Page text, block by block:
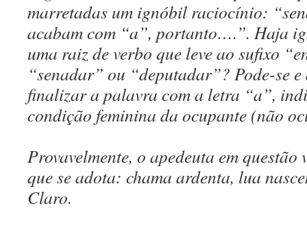
marretadas um ignóbil raciocínio:
acabam com “a”, portanto….”. Haja
uma raiz de verbo que leve ao sufixo
“senadar” ou “deputadar”? Pode-se e
finalizar a palavra com a letra “a”,
condição feminina da ocupante (não
Provavelmente, o apedeuta em questão
que se adota: chama ardenta, lua
Claro.